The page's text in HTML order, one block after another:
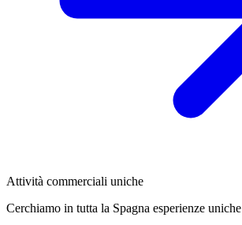
Attività commerciali uniche
Cerchiamo in tutta la Spagna esperienze uniche